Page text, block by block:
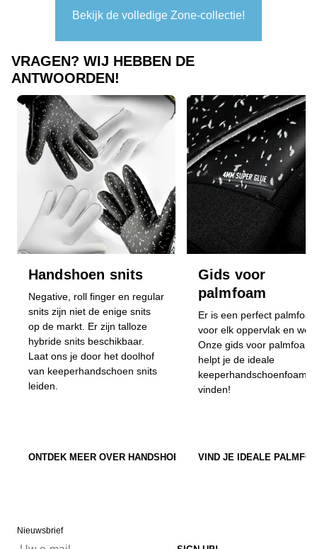
Bekijk de volledige Zone-collectie!
VRAGEN? WIJ HEBBEN DE
ANTWOORDEN!
Handshoen snits
Negative, roll finger en regular
snits zijn niet de enige snits
op de markt. Er zijn talloze
hybride snits beschikbaar.
Laat ons je door het doolhof
van keeperhandschoen snits
leiden.
ONTDEK MEER OVER HANDSHOEN SNITS
Gids voor
palmfoam
Er is een perfect
voor elk oppervlak en
Onze gids voor palmfoam
helpt je de ideale
keeperhandschoenfoam
vinden!
VIND JE IDEALE
Nieuwsbrief